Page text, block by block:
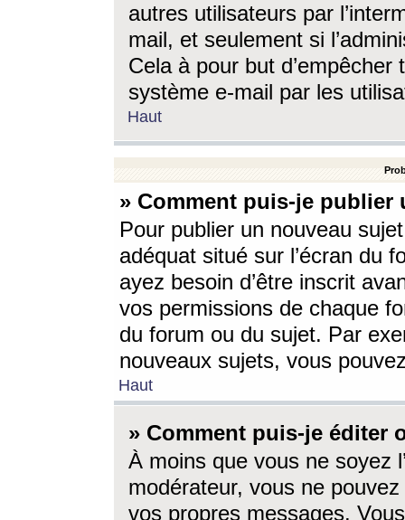
autres utilisateurs par
mail, et seulement si
Cela à pour but
système e-mail par les
Haut
» Comment puis-je
Pour publier un nouveau
adéquat situé sur l’écran du
ayez besoin d’être inscrit
vos permissions de chaque
du forum ou du sujet. Par
nouveaux sujets, vous
Haut
» Comment puis-je éditer
À moins que vous ne soyez
modérateur, vous ne
vos propres messages.